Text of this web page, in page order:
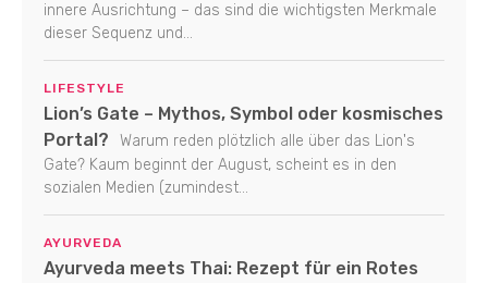
innere Ausrichtung – das sind die wichtigsten Merkmale
dieser Sequenz und...
LIFESTYLE
Lion’s Gate – Mythos, Symbol oder kosmisches
Portal?
Warum reden plötzlich alle über das Lion's
Gate? Kaum beginnt der August, scheint es in den
sozialen Medien (zumindest...
AYURVEDA
Ayurveda meets Thai: Rezept für ein Rotes